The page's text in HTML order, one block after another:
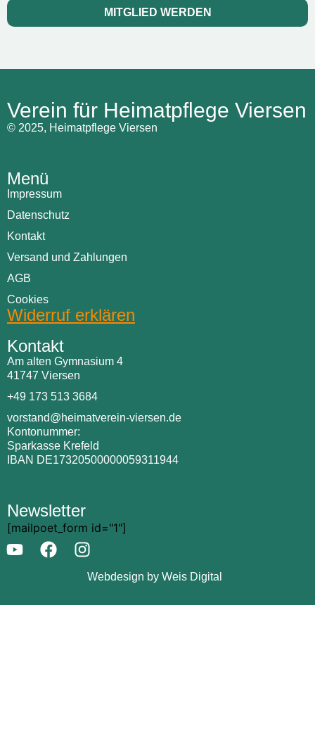
MITGLIED WERDEN
Verein für Heimatpflege Viersen
© 2025, Heimatpflege Viersen
Menü
Impressum
Datenschutz
Kontakt
Versand und Zahlungen
AGB
Cookies
Widerruf erklären
Kontakt
Am alten Gymnasium 4
41747 Viersen
+49 173 513 3684
vorstand@heimatverein-viersen.de
Kontonummer:
Sparkasse Krefeld
IBAN DE17320500000059311944
Newsletter
[mailpoet_form id="1"]
Webdesign by Weis Digital